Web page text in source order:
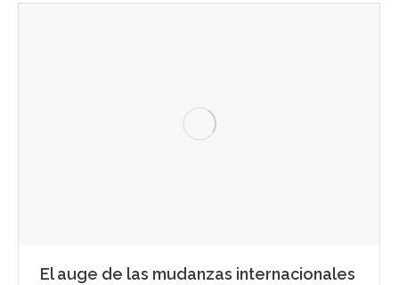
El auge de las mudanzas internacionales